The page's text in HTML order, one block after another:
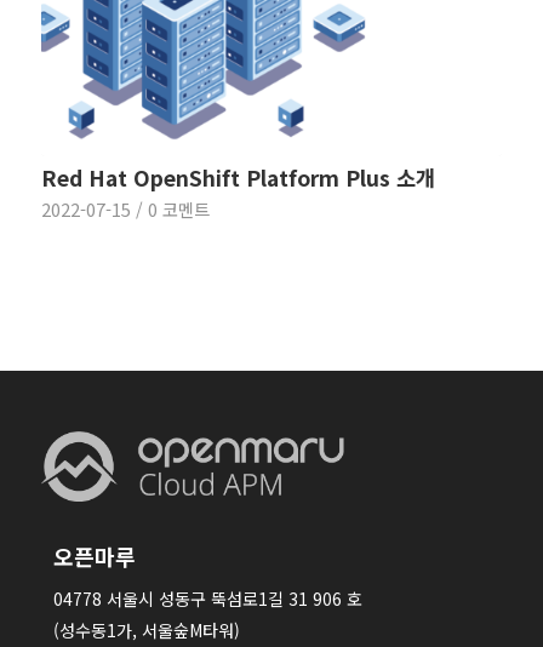
Red Hat OpenShift Platform Plus 소개
2022-07-15 / 0 코멘트
오픈마루
04778 서울시 성동구 뚝섬로1길 31 906 호
(성수동1가, 서울숲M타워)